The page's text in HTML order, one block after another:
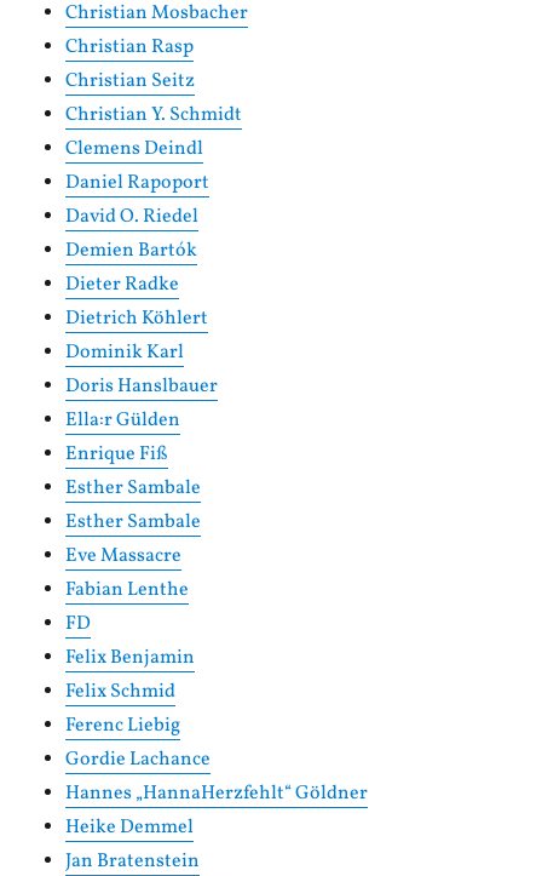
Christian Mosbacher
Christian Rasp
Christian Seitz
Christian Y. Schmidt
Clemens Deindl
Daniel Rapoport
David O. Riedel
Demien Bartók
Dieter Radke
Dietrich Köhlert
Dominik Karl
Doris Hanslbauer
Ella:r Gülden
Enrique Fiß
Esther Sambale
Esther Sambale
Eve Massacre
Fabian Lenthe
FD
Felix Benjamin
Felix Schmid
Ferenc Liebig
Gordie Lachance
Hannes „HannaHerzfehlt“ Göldner
Heike Demmel
Jan Bratenstein